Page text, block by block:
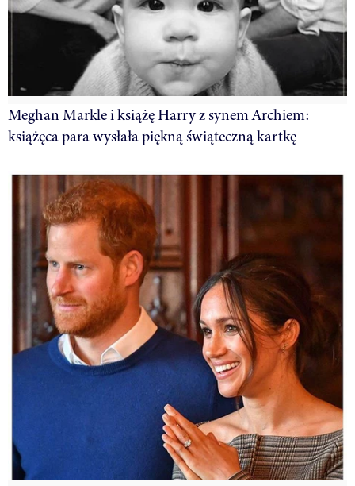
Meghan Markle i książę Harry z synem Archiem:
książęca para wysłała piękną świąteczną kartkę